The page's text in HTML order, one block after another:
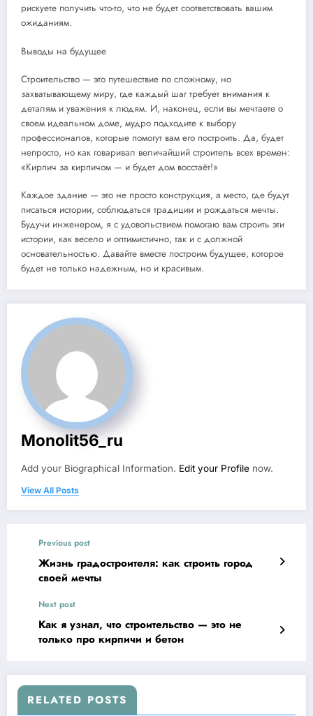
рискуете получить что-то, что не будет соответствовать вашим
ожиданиям.
Выводы на будущее
Строительство — это путешествие по сложному, но
захватывающему миру, где каждый шаг требует внимания к
деталям и уважения к людям. И, наконец, если вы мечтаете о
своем идеальном доме, мудро подходите к выбору
профессионалов, которые помогут вам его построить. Да, будет
непросто, но как говаривал величайший строитель всех времен:
«Кирпич за кирпичом — и будет дом восстаёт!»
Каждое здание — это не просто конструкция, а место, где будут
писаться истории, соблюдаться традиции и рождаться мечты.
Будучи инженером, я с удовольствием помогаю вам строить эти
истории, как весело и оптимистично, так и с должной
основательностью. Давайте вместе построим будущее, которое
будет не только надежным, но и красивым.
Monolit56_ru
Add your Biographical Information. Edit your Profile now.
View All Posts
Previous post
Жизнь градостроителя: как строить город
своей мечты
Next post
Как я узнал, что строительство — это не
только про кирпичи и бетон
RELATED POSTS